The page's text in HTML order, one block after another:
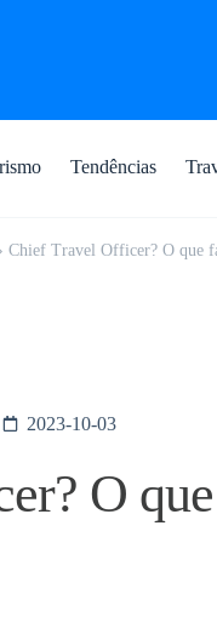
Tendências
› Chief Travel Officer? O que
2023-10-03
O que